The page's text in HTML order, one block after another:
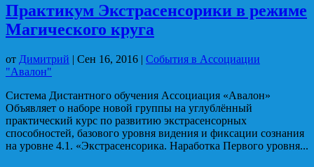
Практикум Экстрасенсорики в режиме
Магического круга
от Димитрий | Сен 16, 2016 | События в Ассоциации
"Авалон"
Система Дистантного обучения Ассоциация «Авалон»
Объявляет о наборе новой группы на углублённый
практический курс по развитию экстрасенсорных
способностей, базового уровня видения и фиксации сознания
на уровне 4.1. «Экстрасенсорика. Наработка Первого уровня...